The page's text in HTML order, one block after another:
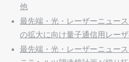
他
最先端・光・レーザーニュー
の拡大に向け量子通信用レーザ
最先端・光・レーザーニュー